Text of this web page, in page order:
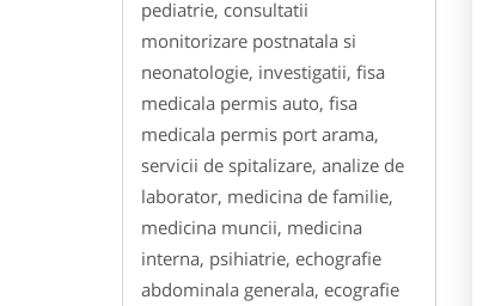
pediatrie, consultatii
monitorizare postnatala si
neonatologie, investigatii, fisa
medicala permis auto, fisa
medicala permis port arama,
servicii de spitalizare, analize de
laborator, medicina de familie,
medicina muncii, medicina
interna, psihiatrie, echografie
abdominala generala, ecografie